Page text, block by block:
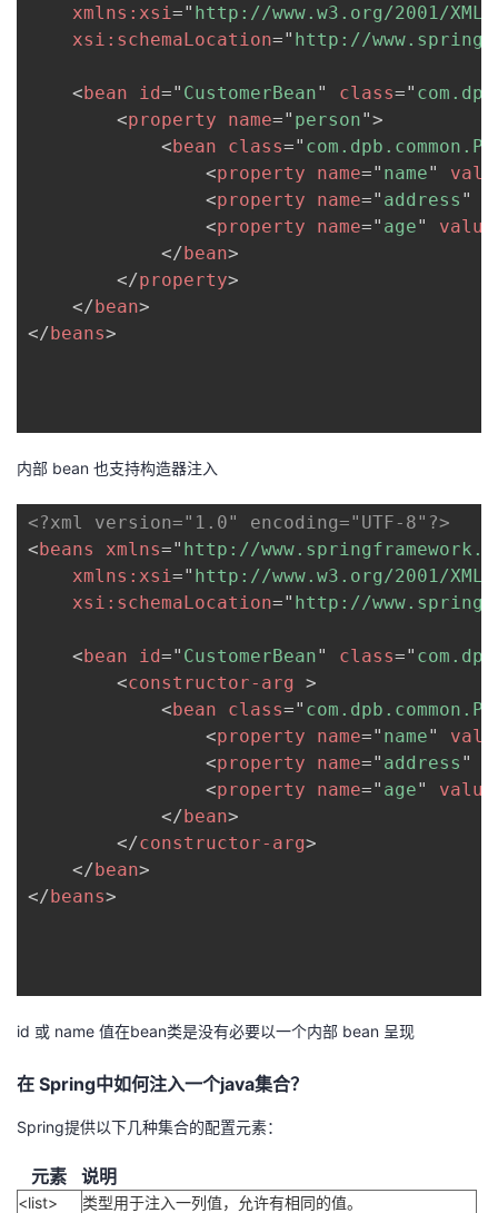
xmlns: xsi=" http://www.w3.org/2001/
xsi: schemaLocation=" http://
<bean id=" CustomerBean" class="
<property name=" person">
<bean class="
<property name=" name"
<property name=" address "
<property name=" age" value
</bean>
</property>
</bean>
</beans>
内部 bean 也支持构造器注入
<?xml version="1.0" encoding="UTF-8"?>
<beans xmlns=" http://
xmlns: xsi=" http://www.w3.org/2001/
xsi: schemaLocation=" http://
<bean id=" CustomerBean" class="
<constructor-arg >
<bean class="
<property name=" name"
<property name=" address "
<property name=" age" value
</bean>
</constructor-arg>
</bean>
</beans>
id 或 name 值在bean类是没有必要以一个内部 bean 呈现
在 Spring中如何注入一个java集合？
Spring提供以下几种集合的配置元素：
元素 说明
<list> 类型用于注入一列值，允许有相同的值。